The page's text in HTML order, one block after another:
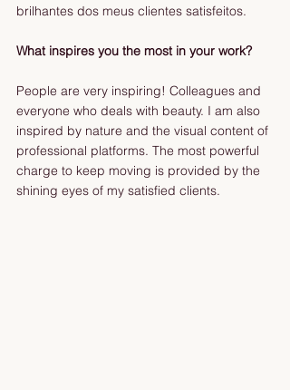
brilhantes dos meus clientes satisfeitos.
What inspires you the most in your work?
People are very inspiring! Colleagues and
everyone who deals with beauty. I am also
inspired by nature and the visual content of
professional platforms. The most powerful
charge to keep moving is provided by the
shining eyes of my satisfied clients.